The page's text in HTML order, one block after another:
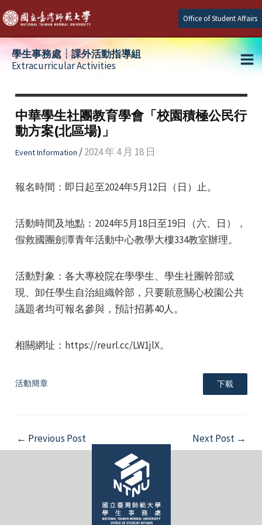
Skip
to
content
Office of Student Affairs
學生事務處┆課外活動指導組
Extracurricular Activities
中華學生社團教育學會「校園積極公民行
動方案(北區場)」
Event Information /2024 年 4 月 18 日
報名時間：即日起至2024年5月12日（日）止。
活動時間及地點：2024年5月18日至19日（六、日），
假救國團劍潭青年活動中心教學大樓334教室辦理。
活動對象：各大專校院在學學生、學生社團幹部或
現、卸任學生自治組織幹部，只要願意關心校園公共
議題者均可報名參與，預計招募40人。
相關網址：https://reurl.cc/LW1jlX。
活動簡章 下載
Post
navigation
← Previous Post Next Post →